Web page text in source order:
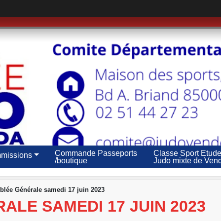
Commande Passeports
/boutique
Classe Sport
Judo mixte de
Générale samedi 17 juin 2023
SAMEDI 17 JUIN 2023